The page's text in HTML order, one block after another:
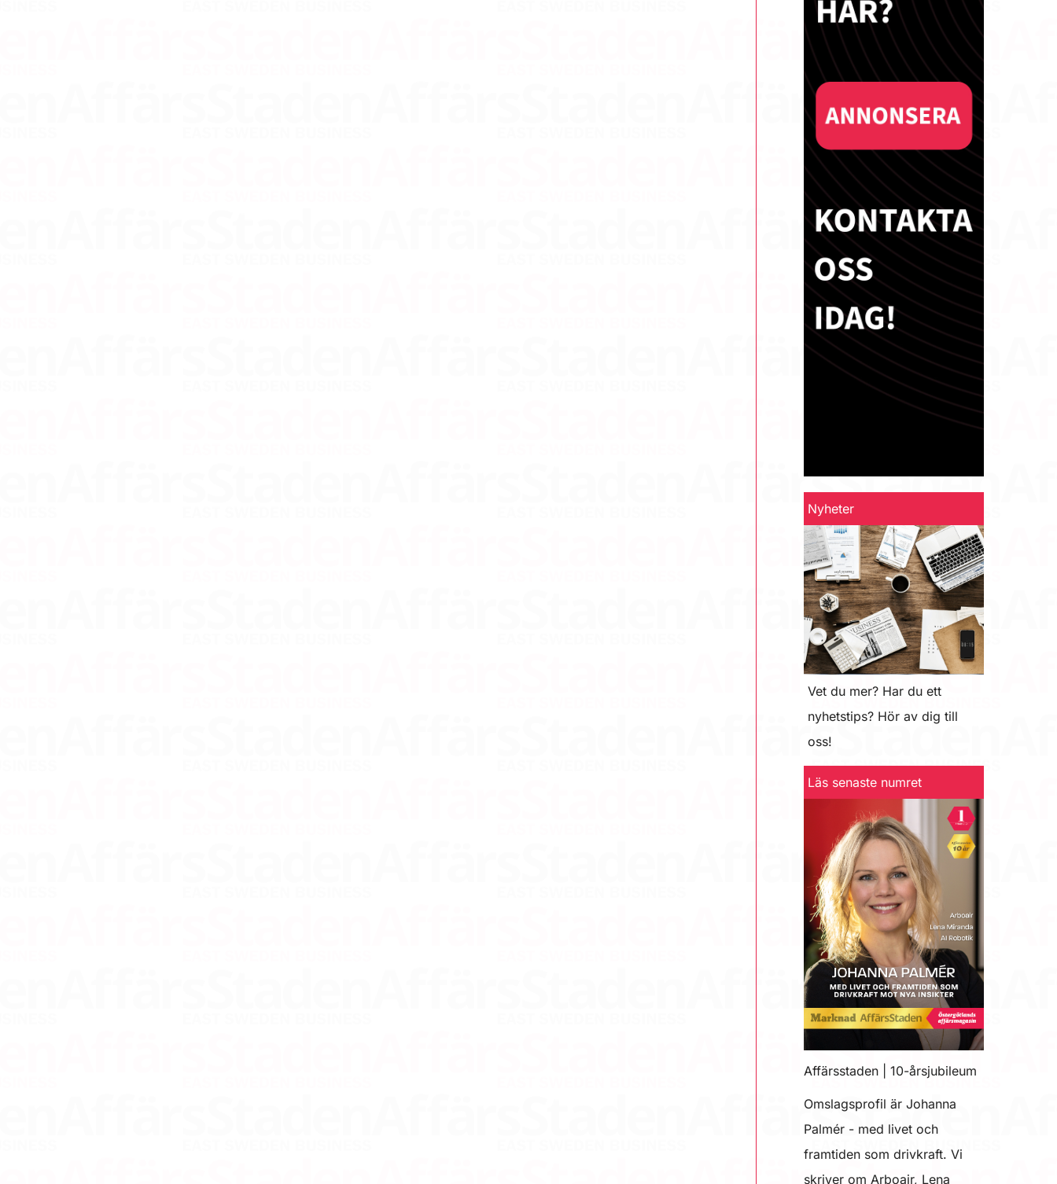
Nyheter
Vet du mer? Har du ett
nyhetstips? Hör av dig till
oss!
Läs senaste numret
Affärsstaden | 10-årsjubileum
Omslagsprofil är Johanna
Palmér - med livet och
framtiden som drivkraft. Vi
skriver om Arboair, Lena